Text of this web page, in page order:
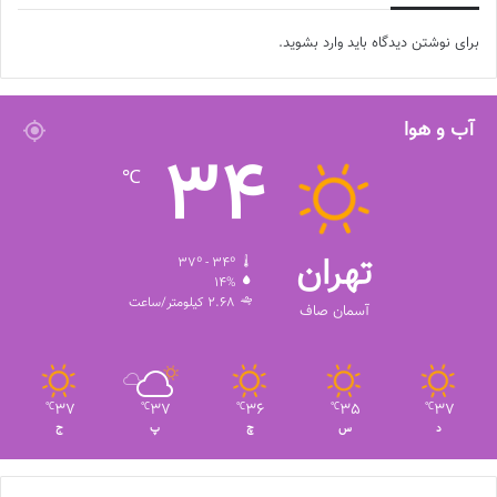
برای نوشتن دیدگاه باید وارد بشوید.
آب و هوا
تهران
آسمان صاف
34
℃
37º - 34º
14%
2.68 کیلومتر/ساعت
37
℃
د
35
℃
س
36
℃
چ
37
℃
پ
37
℃
ج